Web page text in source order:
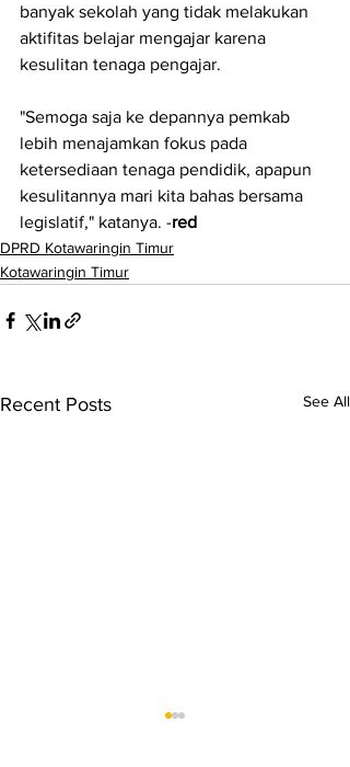
banyak sekolah yang tidak melakukan
aktifitas belajar mengajar karena
kesulitan tenaga pengajar.
"Semoga saja ke depannya pemkab
lebih menajamkan fokus pada
ketersediaan tenaga pendidik, apapun
kesulitannya mari kita bahas bersama
legislatif," katanya. -red
DPRD Kotawaringin Timur
Kotawaringin Timur
Recent Posts See All